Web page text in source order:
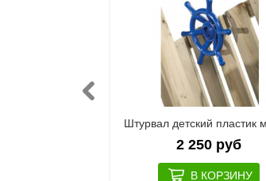
Штурвал детский пластик
2 250 руб